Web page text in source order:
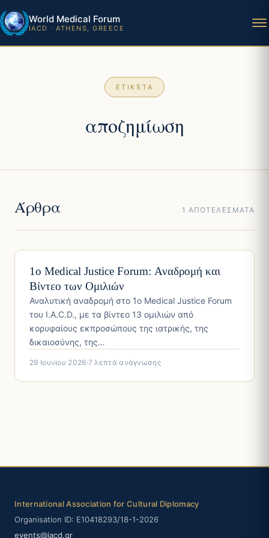
World Medical Forum
IACD · ATHENS, GREECE
ΕΤΙΚΈΤΑ
αποζημίωση
Άρθρα 1 ΑΠΟΤΕΛΈΣΜΑΤΑ
ΙΑΤΡΙΚΉ ΔΙΚΑΙΟΣΎΝΗ
1ο Medical Justice Forum: Αναδρομή και
Βίντεο των Ομιλιών
Αναλυτική αναδρομή στο 1ο Medical Justice Forum
του I.A.C.D., με τα βίντεο 13 ομιλιών από
κορυφαίους εκπροσώπους της ιατρικής, της
δικαιοσύνης, της…
29 Ιουνίου 2026·7 λεπτά ανάγνωσης
International Association for Cultural Diplomacy
Organisation ID: E10418293/18-1-2026
events@iacd.gr